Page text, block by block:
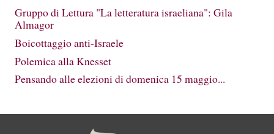
Gruppo di Lettura "La letteratura israeliana": Gila
Almagor
Boicottaggio anti-Israele
Polemica alla Knesset
Pensando alle elezioni di domenica 15 maggio...